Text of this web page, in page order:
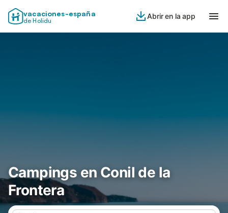
vacaciones-españa
de Holidu
Abrir en la app
Campings en Conil de la
Frontera